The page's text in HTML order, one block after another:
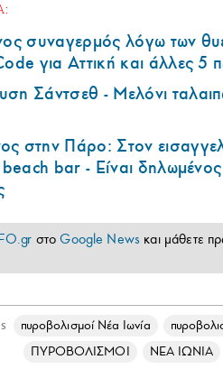
συναγερμός λόγω των
για Αττική και άλλες 5
Σάντσεθ - Μελόνι
στην Πάρο: Στον
beach bar - Είναι δηλωμένος
στοGoogle News και μάθετε
πυροβολισμοί Νέα Ιωνία
ΠΥΡΟΒΟΛΙΣΜΟΙ
ΝΕΑ ΙΩΝΙΑ